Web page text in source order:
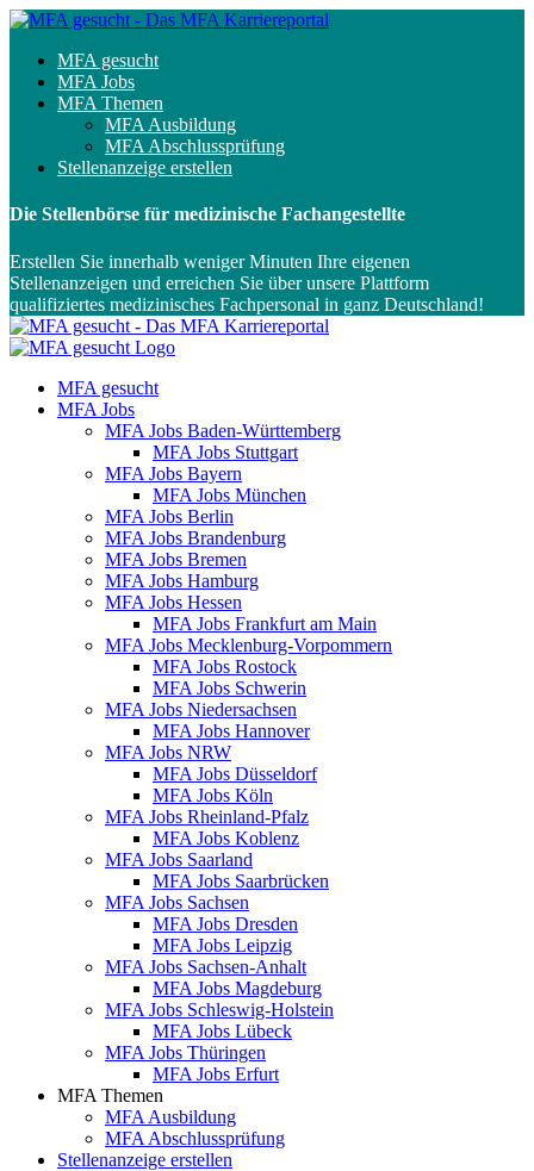
MFA gesucht
MFA Jobs
MFA Themen
MFA Ausbildung
MFA Abschlussprüfung
Stellenanzeige erstellen
Die Stellenbörse für medizinische Fachangestellte
Erstellen Sie innerhalb weniger Minuten Ihre eigenen
Stellenanzeigen und erreichen Sie über unsere Plattform
qualifiziertes medizinisches Fachpersonal in ganz Deutschland!
MFA gesucht
MFA Jobs
MFA Jobs Baden-Württemberg
MFA Jobs Stuttgart
MFA Jobs Bayern
MFA Jobs München
MFA Jobs Berlin
MFA Jobs Brandenburg
MFA Jobs Bremen
MFA Jobs Hamburg
MFA Jobs Hessen
MFA Jobs Frankfurt am Main
MFA Jobs Mecklenburg-Vorpommern
MFA Jobs Rostock
MFA Jobs Schwerin
MFA Jobs Niedersachsen
MFA Jobs Hannover
MFA Jobs NRW
MFA Jobs Düsseldorf
MFA Jobs Köln
MFA Jobs Rheinland-Pfalz
MFA Jobs Koblenz
MFA Jobs Saarland
MFA Jobs Saarbrücken
MFA Jobs Sachsen
MFA Jobs Dresden
MFA Jobs Leipzig
MFA Jobs Sachsen-Anhalt
MFA Jobs Magdeburg
MFA Jobs Schleswig-Holstein
MFA Jobs Lübeck
MFA Jobs Thüringen
MFA Jobs Erfurt
MFA Themen
MFA Ausbildung
MFA Abschlussprüfung
Stellenanzeige erstellen